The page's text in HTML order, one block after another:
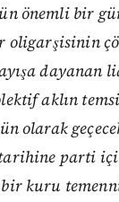
önemli bir
oligarşisinin
dayanan
aklın
olarak
parti
kuru